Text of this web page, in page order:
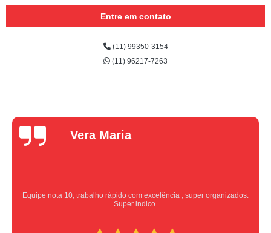
Entre em contato
(11) 99350-3154
(11) 96217-7263
Vera Maria
Equipe nota 10, trabalho rápido com excelência , super organizados.
Super indico.